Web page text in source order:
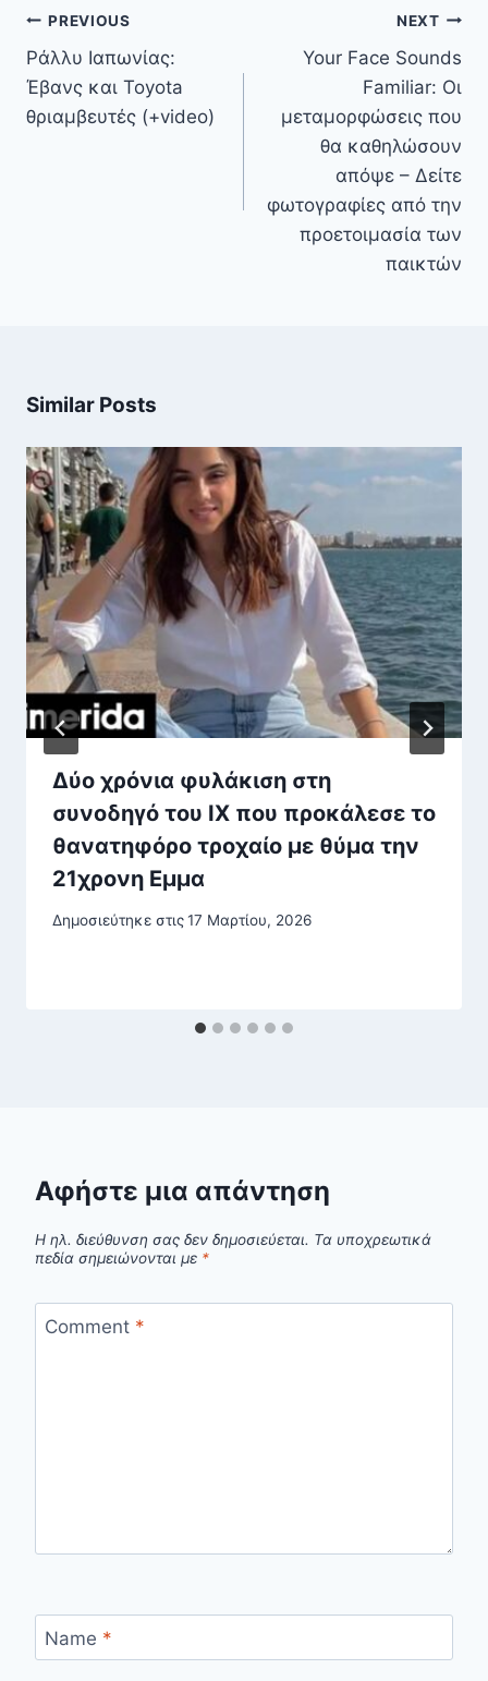
Πλοήγηση
άρθρων
PREVIOUS
Ράλλυ Ιαπωνίας:
Έβανς και Toyota
θριαμβευτές (+video)
NEXT
Your Face Sounds
Familiar: Οι
μεταμορφώσεις που
θα καθηλώσουν
απόψε – Δείτε
φωτογραφίες από την
προετοιμασία των
παικτών
Similar Posts
Δύο χρόνια φυλάκιση στη
συνοδηγό του ΙΧ που προκάλεσε το
θανατηφόρο τροχαίο με θύμα την
21χρονη Εμμα
Δημοσιεύτηκε στις17 Μαρτίου, 2026
Αφήστε μια απάντηση
Η ηλ. διεύθυνση σας δεν δημοσιεύεται. Τα υποχρεωτικά
πεδία σημειώνονται με *
Comment *
Name *